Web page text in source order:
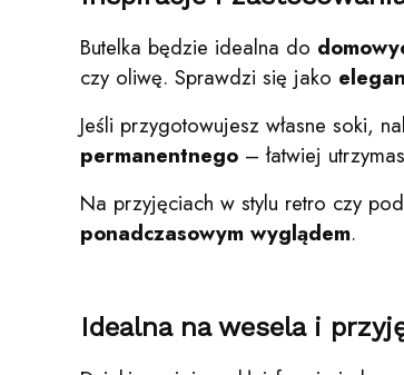
Butelka będzie idealna do
czy oliwę. Sprawdzi się jako
Jeśli przygotowujesz własne soki,
permanentnego – łatwiej
Na przyjęciach w stylu retro czy
ponadczasowym wyglądem.
Idealna na wesela i